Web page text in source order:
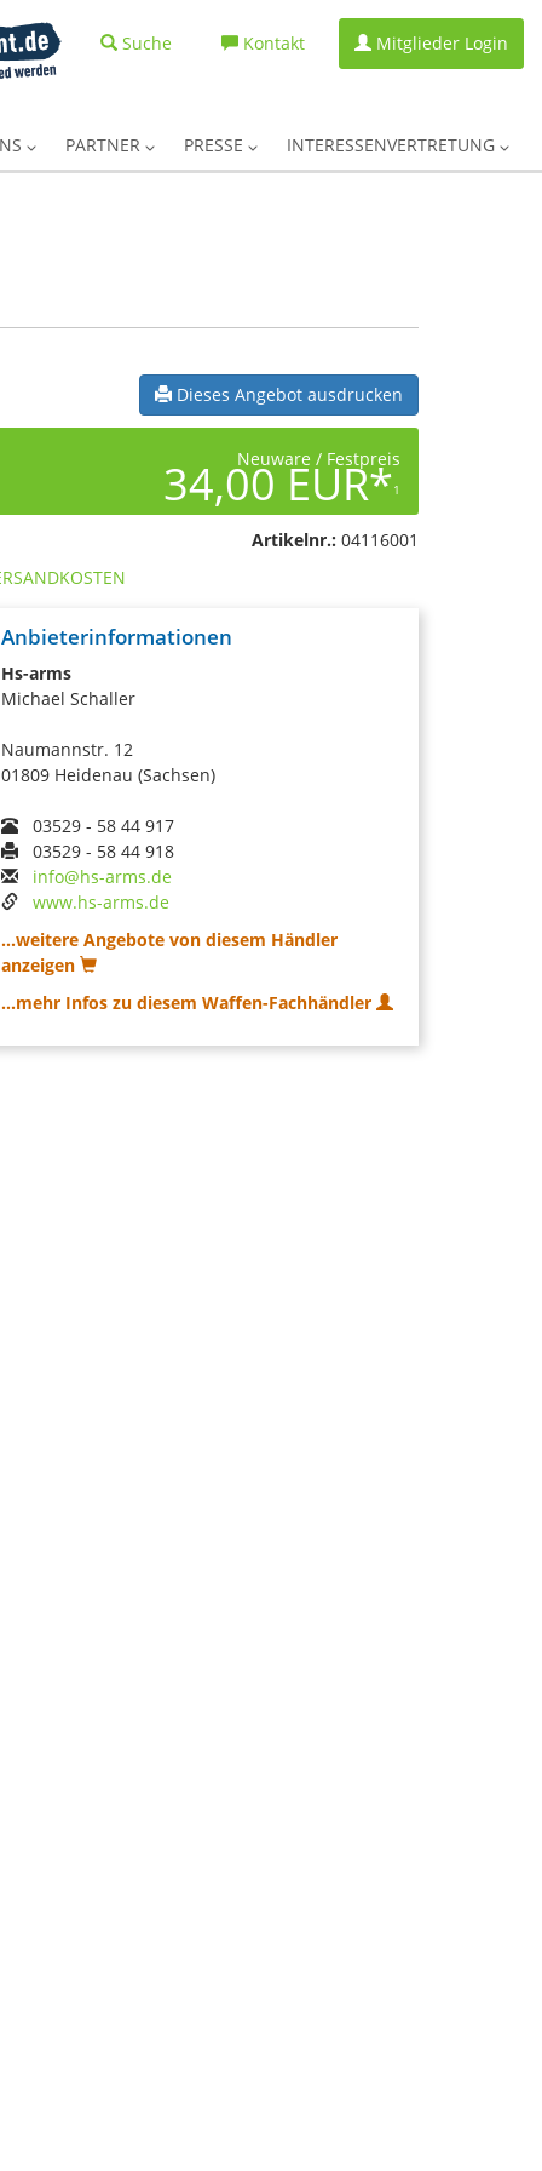
Suche Kontakt Mitglieder Login
PARTNER PRESSE INTERESSENVERTRETUNG
Dieses Angebot ausdrucken
Neuware / Festpreis
34,00 EUR*1
Artikelnr.: 04116001
Anbieterinformationen
Hs-arms
Michael Schaller
Naumannstr. 12
01809 Heidenau (Sachsen)
03529 - 58 44 917
03529 - 58 44 918
info@hs-arms.de
www.hs-arms.de
...weitere Angebote von diesem Händler
anzeigen
...mehr Infos zu diesem Waffen-Fachhändler